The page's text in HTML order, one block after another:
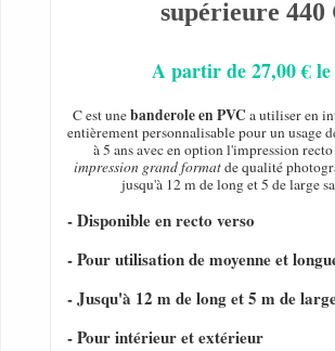
supérieure 440
A partir de 27,00 €
C est unebanderole en PVC a utiliser en
entièrement personnalisable pour un usage
à 5 ans avec en option l'impression
impression grand formatde qualité
jusqu'à 12 m de long et 5 de large
- Disponible en recto verso
- Pour utilisation de moyenne et
- Jusqu'à 12 m de long et 5 m de
- Pour intérieur et extérieur